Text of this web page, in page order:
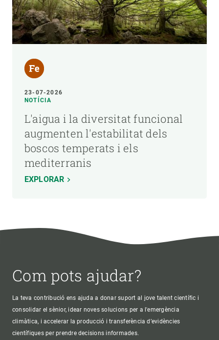
23-07-2026
NOTÍCIA
L'aigua i la diversitat funcional
augmenten l'estabilitat dels
boscos temperats i els
mediterranis
EXPLORAR
Com pots ajudar?
La teva contribució ens ajuda a donar suport al jove talent científic i
consolidar el sènior, idear noves solucions per a l'emergència
climàtica, i accelerar la producció i transferència d’evidències
científiques per prendre decisions informades.